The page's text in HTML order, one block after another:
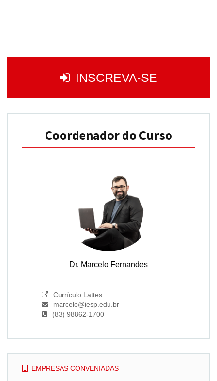
INSCREVA-SE
Coordenador do Curso
Dr. Marcelo Fernandes
Currículo Lattes
marcelo@iesp.edu.br
(83) 98862-1700
EMPRESAS CONVENIADAS